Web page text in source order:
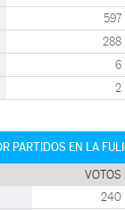
597
288
6
2
PARTIDOS EN LA
VOTOS
240